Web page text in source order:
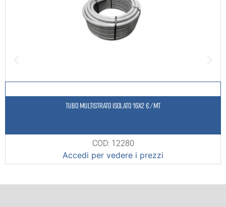
TUBO MULTISTRATO ISOLATO 16X2 €/MT
COD: 12280
Accedi per vedere i prezzi